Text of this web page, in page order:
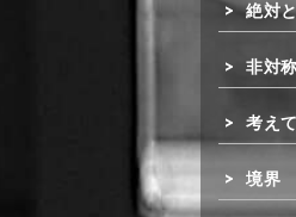
絶対
非対
考え
境界